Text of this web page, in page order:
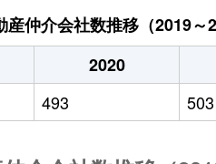
仲介会社数推移（2019～
2020
493 503